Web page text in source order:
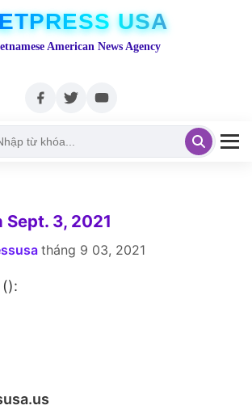
USA
American News Agency
Sept. 3, 2021
tháng 9 03, 2021
():